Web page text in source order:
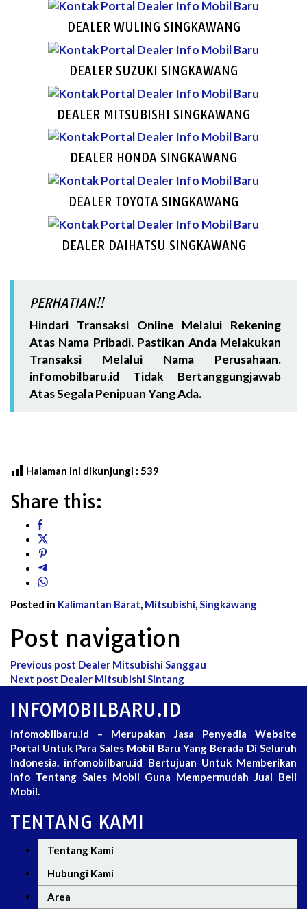
DEALER WULING SINGKAWANG
DEALER SUZUKI SINGKAWANG
DEALER MITSUBISHI SINGKAWANG
DEALER HONDA SINGKAWANG
DEALER TOYOTA SINGKAWANG
DEALER DAIHATSU SINGKAWANG
PERHATIAN!!
Hindari Transaksi Online Melalui Rekening
Atas Nama Pribadi. Pastikan Anda Melakukan
Transaksi Melalui Nama Perusahaan.
infomobilbaru.id Tidak Bertanggungjawab
Atas Segala Penipuan Yang Ada.
Halaman ini dikunjungi : 539
Share this:
Posted in Kalimantan Barat Mitsubishi Singkawang
Post navigation
Previous post Dealer Mitsubishi Sanggau
Next post Dealer Mitsubishi Sintang
INFOMOBILBARU.ID
infomobilbaru.id – Merupakan Jasa Penyedia Website
Portal Untuk Para Sales Mobil Baru Yang Berada Di Seluruh
Indonesia. infomobilbaru.id Bertujuan Untuk Memberikan
Info Tentang Sales Mobil Guna Mempermudah Jual Beli
Mobil.
TENTANG KAMI
Tentang Kami
Hubungi Kami
Area